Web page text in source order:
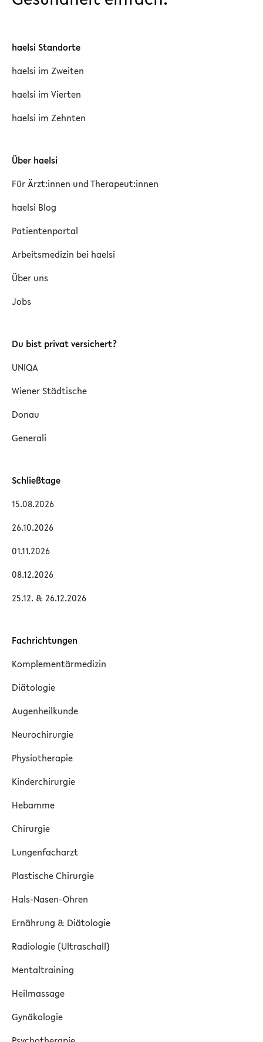
haelsi Standorte
haelsi im Zweiten
haelsi im Vierten
haelsi im Zehnten
Über haelsi
Für Ärzt:innen und Therapeut:innen
haelsi Blog
Patientenportal
Arbeitsmedizin bei haelsi
Über uns
Jobs
Du bist privat versichert?
UNIQA
Wiener Städtische
Donau
Generali
Schließtage
15.08.2026
26.10.2026
01.11.2026
08.12.2026
25.12. & 26.12.2026
Fachrichtungen
Komplementärmedizin
Diätologie
Augenheilkunde
Neurochirurgie
Physiotherapie
Kinderchirurgie
Hebamme
Chirurgie
Lungenfacharzt
Plastische Chirurgie
Hals-Nasen-Ohren
Ernährung & Diätologie
Radiologie (Ultraschall)
Mentaltraining
Heilmassage
Gynäkologie